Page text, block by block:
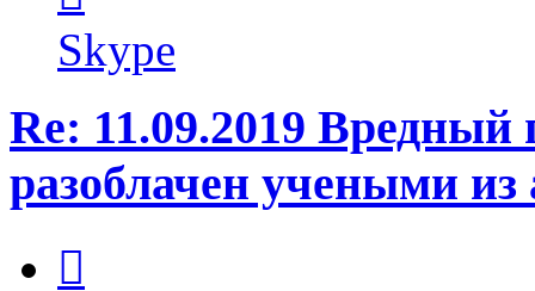
пользователя
Kirilliq
Skype
Re: 11.09.2019
разоблачен учеными